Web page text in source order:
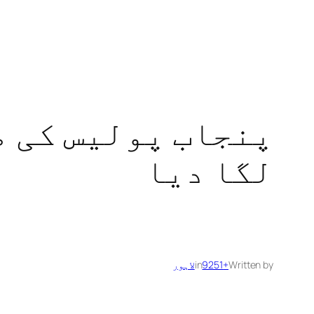
پنجاب پولیس کی
لگا دیا
Written by
+9251
inلاہور